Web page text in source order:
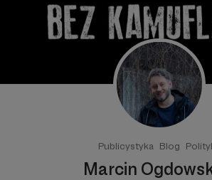
Publicystyka Blog
Marcin